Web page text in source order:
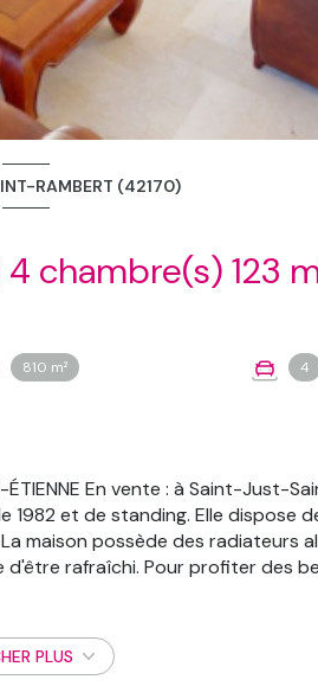
RAMBERT (42170)
Maison 5
810 m² 4
ÉTIENNE En vente : à Saint-Just-
et de standing. Elle dispose
maison possède des radiateurs
rafraîchi. Pour profiter des
l'École Élémentaire Thibaud et
de bus C2 (S. POLYVALENTE) à
PLUS